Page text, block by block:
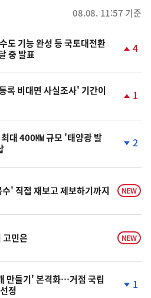
08.08. 11:57 기준
도 기능 완성 등 국토대전환
중 발표
상
4
록 비대면 사실조사' 기간이
상
1
대 400㎿ 규모 '태양광 발
하
락
2
' 직접 재보고 제보하기까지 NEW
고민은 NEW
만들기' 본격화…거점 국립
정
1